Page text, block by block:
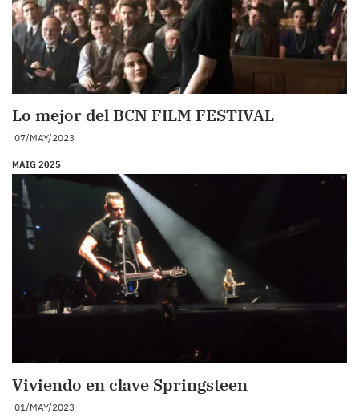
Lo mejor del BCN FILM FESTIVAL
07/MAY/2023
MAIG 2025
Viviendo en clave Springsteen
01/MAY/2023